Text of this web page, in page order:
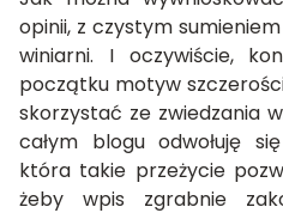
opinii, z czystym
winiarni. I oczywiście,
początku motyw
skorzystać ze zwiedzania
całym blogu odwołuję
która takie przeżycie
żeby wpis zgrabnie